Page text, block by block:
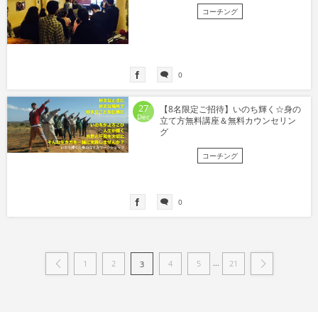
コーチング
0
27
Dec
【8名限定ご招待】いのち輝く☆身の
立て方無料講座＆無料カウンセリン
グ
コーチング
0
1 2 3 4 5 ... 21